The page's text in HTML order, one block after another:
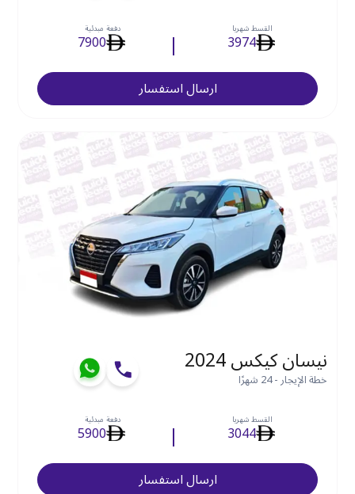
القسط شهريا
3974
دفعة مبدئية
7900
ارسال استفسار
نيسان كيكس 2024
خطة الإيجار - 24 شهرًا
القسط شهريا
3044
دفعة مبدئية
5900
ارسال استفسار